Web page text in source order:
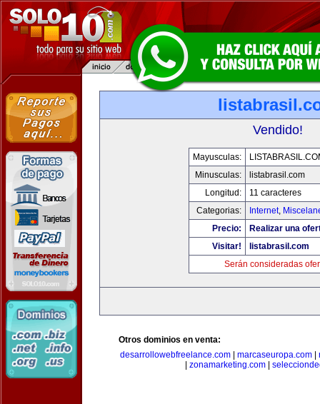
Vendido!
Mayusculas:
Minusculas:
listabrasil.com
Longitud:
11 caracteres
Categorias:
Internet,
Precio:
Realizar una
Visitar!
listabrasil.com
Serán consideradas
Otros dominios en venta:
desarrollowebfreelance.com| marcaseuropa.com|
zonamarketing.com